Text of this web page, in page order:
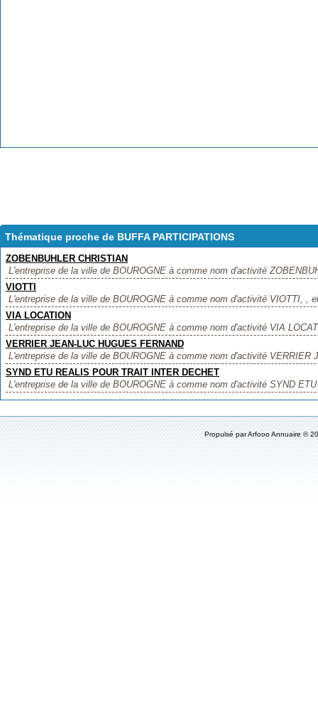
Thématique proche de BUFFA PARTICIPATIONS
ZOBENBUHLER CHRISTIAN
L'entreprise de la ville de BOUROGNE à comme nom d'activité
VIOTTI
L'entreprise de la ville de BOUROGNE à comme nom d'activité VIOTTI, ,
VIA LOCATION
L'entreprise de la ville de BOUROGNE à comme nom d'activité VIA
VERRIER JEAN-LUC HUGUES FERNAND
L'entreprise de la ville de BOUROGNE à comme nom d'activité VERRIER
SYND ETU REALIS POUR TRAIT INTER DECHET
L'entreprise de la ville de BOUROGNE à comme nom d'activité SYND
Propulsé parArfooo Annuaire ©